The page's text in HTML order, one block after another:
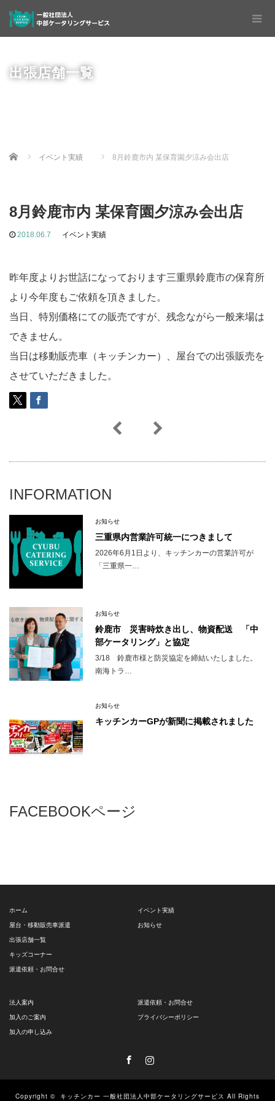
出張店舗一覧
Home イベント実績 8月鈴鹿市内 某保育園夕涼み会出店
8月鈴鹿市内 某保育園夕涼み会出店
2018.06.7 イベント実績
昨年度よりお世話になっております三重県鈴鹿市の保育所
より今年度もご依頼を頂きました。
当日、特別価格にての販売ですが、残念ながら一般来場は
できません。
当日は移動販売車（キッチンカー）、屋台での出張販売を
させていただきました。
INFORMATION
お知らせ
三重県内営業許可統一につきまして
2026年6月1日より、キッチンカーの営業許可が
「三重県一…
お知らせ
鈴鹿市 災害時炊き出し、物資配送 「中
部ケータリング」と協定
3/18 鈴鹿市様と防災協定を締結いたしました。
南海トラ…
お知らせ
キッチンカーGPが新聞に掲載されました
FACEBOOKページ
ホーム
屋台・移動販売車派遣
出張店舗一覧
キッズコーナー
派遣依頼・お問合せ
イベント実績
お知らせ
法人案内
加入のご案内
加入の申し込み
派遣依頼・お問合せ
プライバシーポリシー
Copyright © キッチンカー 一般社団法人中部ケータリングサービス All Rights